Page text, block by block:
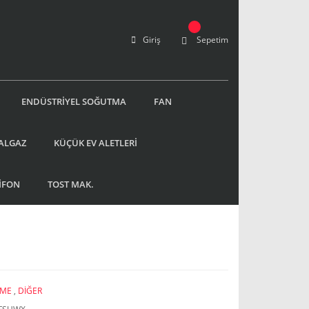
Giriş Sepetim
ENDÜSTRİYEL SOĞUTMA FAN
KÜÇÜK EV ALETLERİ
TOST MAK.
, DİĞER